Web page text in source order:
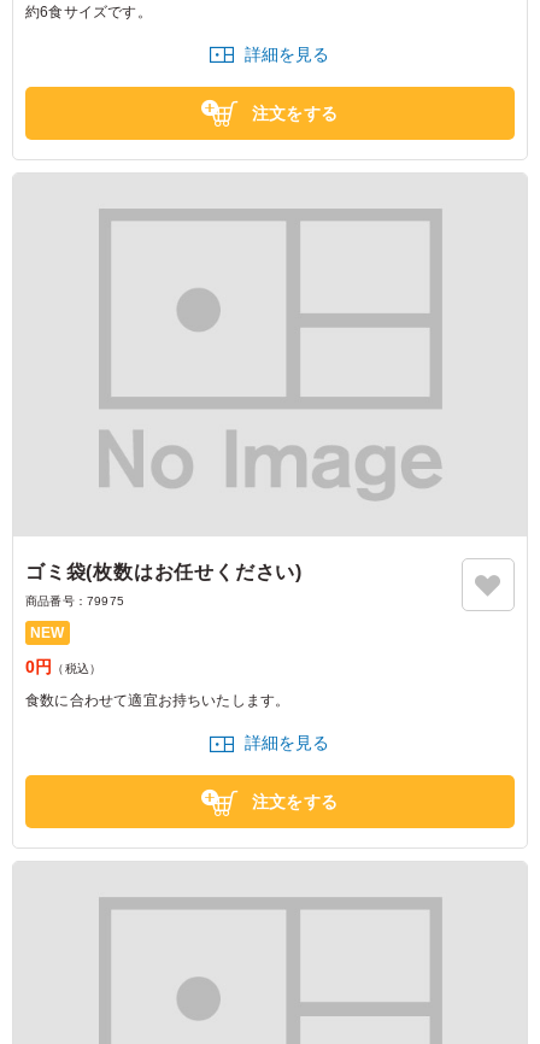
約6食サイズです。
詳細を見る
注文をする
ゴミ袋(枚数はお任せください)
商品番号： 79975
NEW
0円 （税込）
食数に合わせて適宜お持ちいたします。
詳細を見る
注文をする